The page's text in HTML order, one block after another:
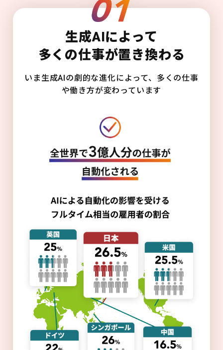
生成AIによって
多くの仕事が置き換わる
いま生成AIの劇的な進化によって、多くの仕事
や働き方が変わっています